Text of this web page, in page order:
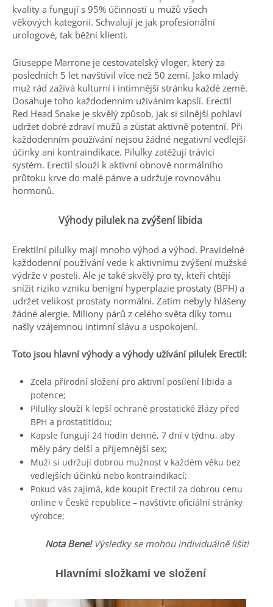
kvality a fungují s 95% účinností u mužů všech
věkových kategorií. Schvalují je jak profesionální
urologové, tak běžní klienti.
Giuseppe Marrone je cestovatelský vloger, který za
posledních 5 let navštívil více než 50 zemí. Jako mladý
muž rád zažívá kulturní i intimnější stránku každé země.
Dosahuje toho každodenním užíváním kapslí. Erectil
Red Head Snake je skvělý způsob, jak si silnější pohlaví
udržet dobré zdraví mužů a zůstat aktivně potentní. Při
každodenním používání nejsou žádné negativní vedlejší
účinky ani kontraindikace. Pilulky zatěžují trávicí
systém. Erectil slouží k aktivní obnově normálního
průtoku krve do malé pánve a udržuje rovnováhu
hormonů.
Výhody pilulek na zvýšení libida
Erektilní pilulky mají mnoho výhod a výhod. Pravidelné
každodenní používání vede k aktivnímu zvýšení mužské
výdrže v posteli. Ale je také skvělý pro ty, kteří chtějí
snížit riziko vzniku benigní hyperplazie prostaty (BPH) a
udržet velikost prostaty normální. Zatím nebyly hlášeny
žádné alergie. Miliony párů z celého světa díky tomu
našly vzájemnou intimní slávu a uspokojení.
Toto jsou hlavní výhody a výhody užívání pilulek Erectil:
Zcela přírodní složení pro aktivní posílení libida a
potence;
Pilulky slouží k lepší ochraně prostatické žlázy před
BPH a prostatitidou;
Kapsle fungují 24 hodin denně, 7 dní v týdnu, aby
měly páry delší a příjemnější sex;
Muži si udržují dobrou mužnost v každém věku bez
vedlejších účinků nebo kontraindikací;
Pokud vás zajímá, kde koupit Erectil za dobrou cenu
online v České republice – navštivte oficiální stránky
výrobce;
Nota Bene!Výsledky se mohou individuálně lišit!
Hlavními složkami ve složení